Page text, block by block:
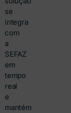
se
integra
com
a
SEFAZ
em
tempo
real
e
mantém